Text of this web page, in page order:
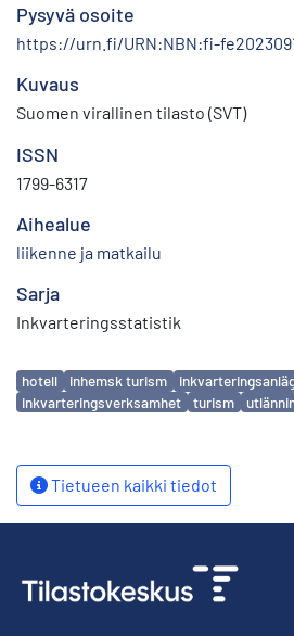
Pysyvä osoite
https://urn.fi/URN:NBN:fi-
Kuvaus
Suomen virallinen tilasto (SVT)
ISSN
1799-6317
Aihealue
liikenne ja matkailu
Sarja
Inkvarteringsstatistik
Avainsanat
hotell inhemsk turism
inkvarteringsverksamhet
turism
Tietueen kaikki tiedot